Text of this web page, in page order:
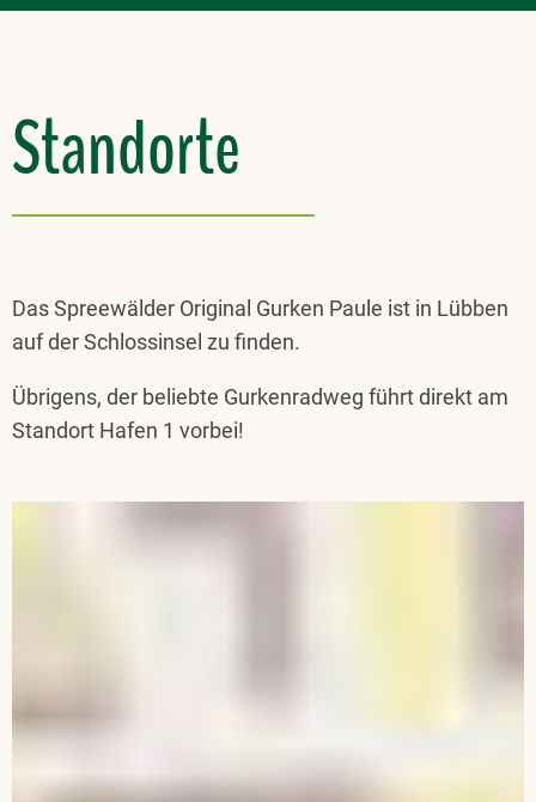
Standorte
Das Spreewälder Original Gurken Paule ist in Lübben
auf der Schlossinsel zu finden.
Übrigens, der beliebte Gurkenradweg führt direkt am
Standort Hafen 1 vorbei!